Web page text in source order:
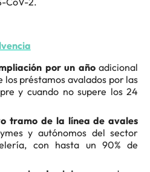
por un añoadicional
los préstamos avalados por las
y cuando no supere los 24
tramo de la línea de avales
y autónomos del sector
con hasta un 90% de